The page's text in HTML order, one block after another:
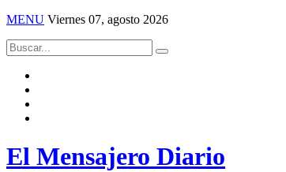
MENU Viernes 07, agosto 2026
El Mensajero Diario